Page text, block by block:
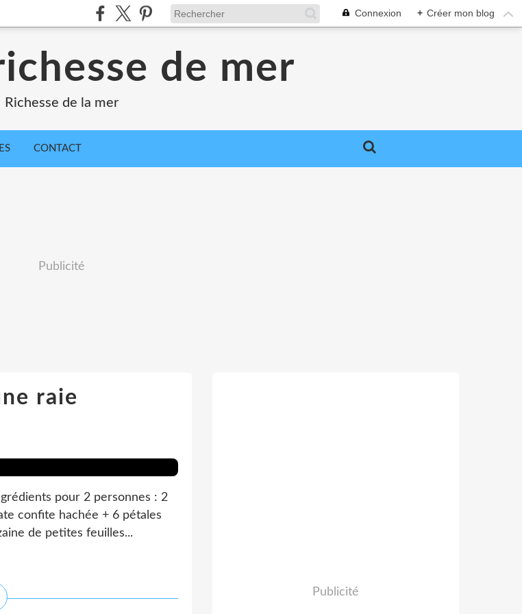
Connexion + Créer mon blog
de mer
Richesse de la mer
CONTACT
Publicité
raie
pour 2 personnes : 2
confite hachée + 6 pétales
de petites feuilles...
Publicité